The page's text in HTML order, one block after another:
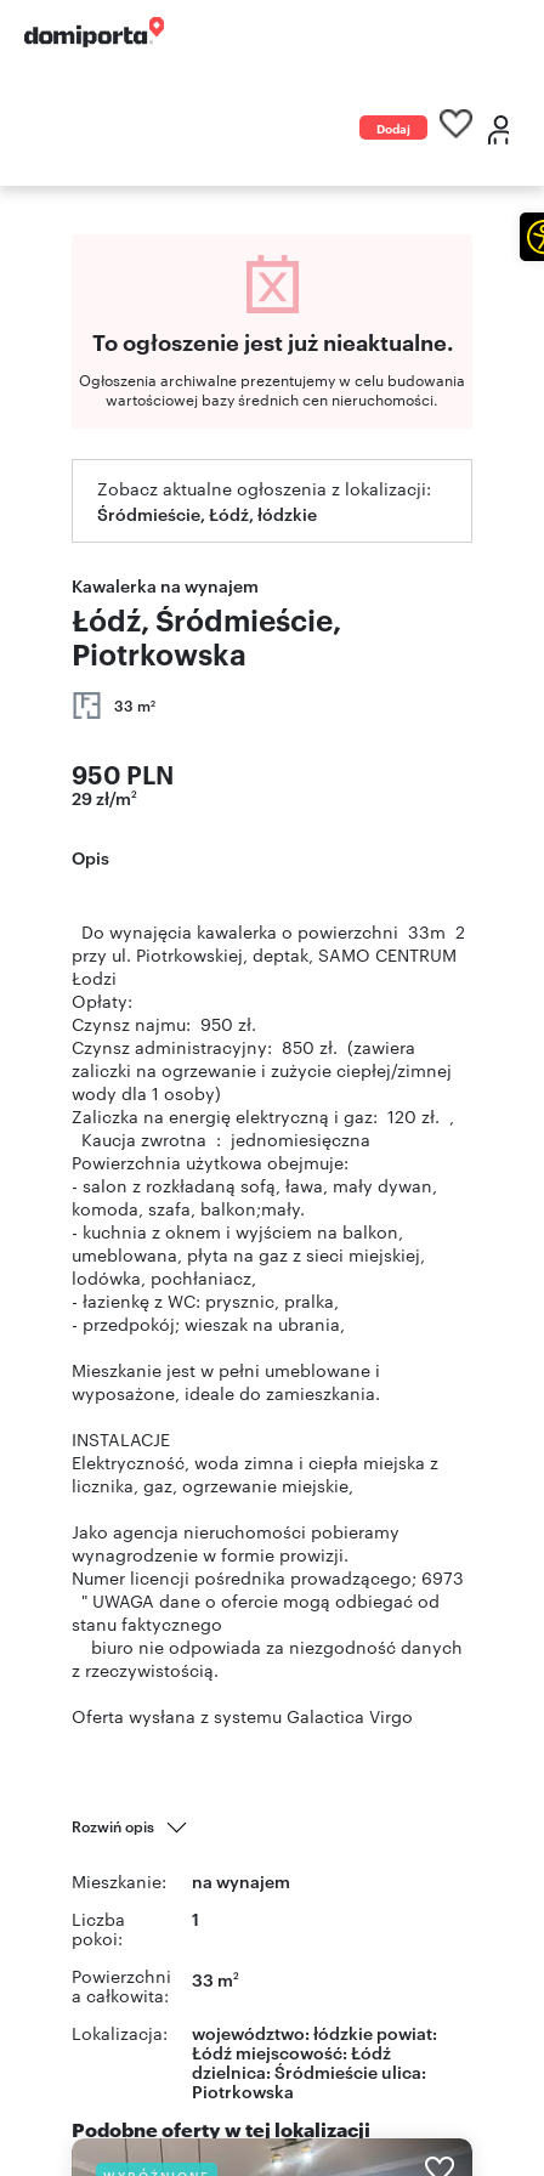
Dodaj
To ogłoszenie jest już nieaktualne.
Ogłoszenia archiwalne prezentujemy w celu budowania
wartościowej bazy średnich cen nieruchomości.
Zobacz aktualne ogłoszenia z lokalizacji:
Śródmieście, Łódź, łódzkie
Kawalerka na wynajem
Łódź, Śródmieście,
Piotrkowska
33 m2
950 PLN
29 zł/m2
Opis
Do wynajęcia kawalerka o powierzchni 33m 2
przy ul. Piotrkowskiej, deptak, SAMO CENTRUM
Łodzi
Opłaty:
Czynsz najmu: 950 zł.
Czynsz administracyjny: 850 zł. (zawiera
zaliczki na ogrzewanie i zużycie ciepłej/zimnej
wody dla 1 osoby)
Zaliczka na energię elektryczną i gaz: 120 zł. ,
Kaucja zwrotna : jednomiesięczna
Powierzchnia użytkowa obejmuje:
- salon z rozkładaną sofą, ława, mały dywan,
komoda, szafa, balkon;mały.
- kuchnia z oknem i wyjściem na balkon,
umeblowana, płyta na gaz z sieci miejskiej,
lodówka, pochłaniacz,
- łazienkę z WC: prysznic, pralka,
- przedpokój; wieszak na ubrania,
Mieszkanie jest w pełni umeblowane i
wyposażone, ideale do zamieszkania.
INSTALACJE
Elektryczność, woda zimna i ciepła miejska z
licznika, gaz, ogrzewanie miejskie,
Jako agencja nieruchomości pobieramy
wynagrodzenie w formie prowizji.
Numer licencji pośrednika prowadzącego; 6973
" UWAGA dane o ofercie mogą odbiegać od
stanu faktycznego
biuro nie odpowiada za niezgodność danych
z rzeczywistością.
Oferta wysłana z systemu Galactica Virgo
Rozwiń opis
Mieszkanie: na wynajem
Liczba
pokoi:
1
Powierzchni
a całkowita:
33 m2
Lokalizacja: województwo: łódzkie powiat:
Łódź miejscowość: Łódź
dzielnica: Śródmieście ulica:
Piotrkowska
Podobne oferty w tej lokalizacji